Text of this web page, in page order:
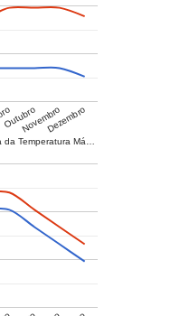
da Temperatura Má…
OutubroNovembroDezembro